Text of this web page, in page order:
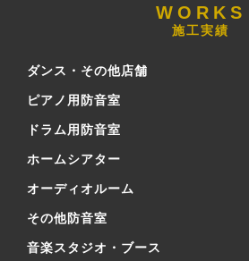
施工実績
ダンス・その他店舗
ピアノ用防音室
ドラム用防音室
ホームシアター
オーディオルーム
その他防音室
音楽スタジオ・ブース